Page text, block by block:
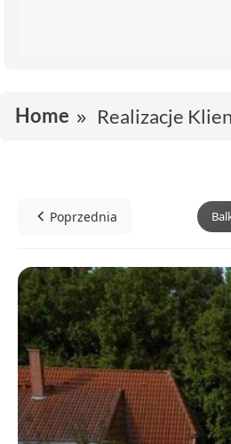
Home Realizacje
Poprzednia